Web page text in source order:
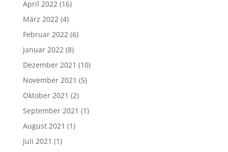
April 2022(16)
März 2022(4)
Februar 2022(6)
Januar 2022(8)
Dezember 2021 (10)
November 2021 (5)
Oktober 2021 (2)
September 2021 (1)
August 2021 (1)
Juli 2021 (1)